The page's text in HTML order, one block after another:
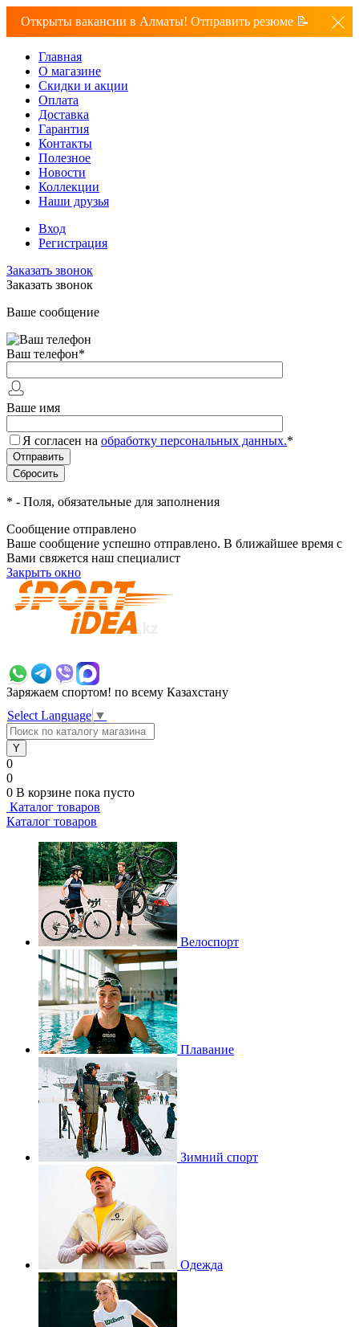
Открыты вакансии в Алматы! Отправить резюме 📝
Главная
О магазине
Скидки и акции
Оплата
Доставка
Гарантия
Контакты
Полезное
Новости
Коллекции
Наши друзья
Вход
Регистрация
Заказать звонок
Заказать звонок
Ваше сообщение
Ваш телефон*
Ваше имя
Я согласен на обработку персональных данных.*
* - Поля, обязательные для заполнения
Сообщение отправлено
Ваше сообщение успешно отправлено. В ближайшее время с
Вами свяжется наш специалист
Закрыть окно
Заряжаем спортом! по всему Казахстану
Select Language ▼
0
0
0 В корзине пока пусто
Каталог товаров
Каталог товаров
Велоспорт
Плавание
Зимний спорт
Одежда